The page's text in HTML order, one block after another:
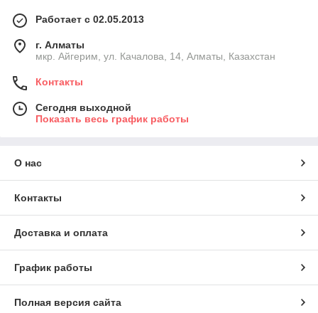
Работает с 02.05.2013
г. Алматы
мкр. Айгерим, ул. Качалова, 14, Алматы, Казахстан
Контакты
Сегодня выходной
Показать весь график работы
О нас
Контакты
Доставка и оплата
График работы
Полная версия сайта